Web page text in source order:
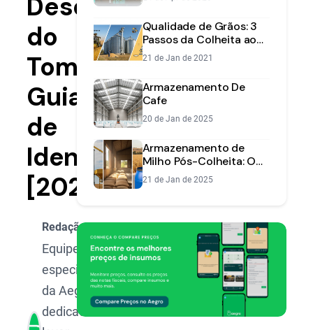
Desordens
do
Tomate:
Guia
de
Identificação
[2025]
Redação Aegro
Equipe de
especialistas
da Aegro,
dedicada a
para Evitar Perdas
Qualidade de Grãos: 3
Passos da Colheita ao
Armazenamento
21 de Jan de 2021
Armazenamento De
Cafe
20 de Jan de 2025
Armazenamento de
Milho Pós-Colheita: O
Guia Completo para
Evitar Perdas
21 de Jan de 2025